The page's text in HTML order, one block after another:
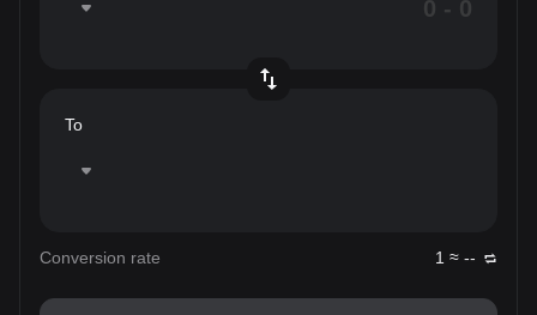
To
Conversion rate 1 ≈ --